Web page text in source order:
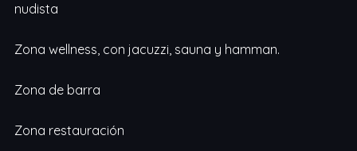
nudista
Zona wellness, con jacuzzi, sauna y hamman.
Zona de barra
Zona restauración